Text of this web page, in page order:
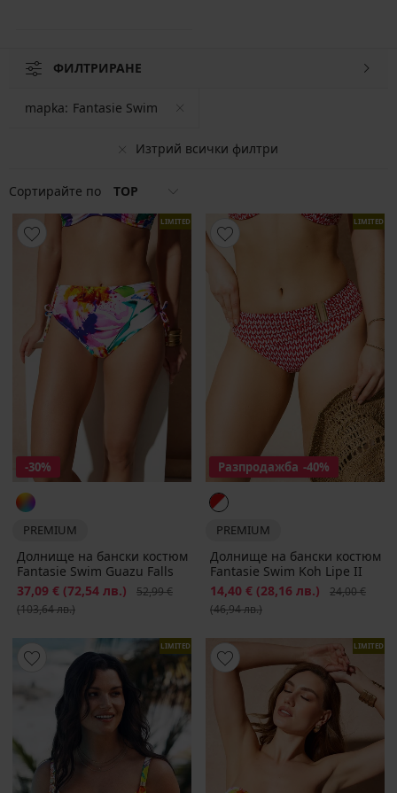
ФИЛТРИРАНЕ
Изтрий всички филтри
mapka: Fantasie Swim
Сортирайте по TOP
LIMITED
-30%
PREMIUM
Долнище на бански костюм
Fantasie Swim Guazu Falls
Намаление
37,09 € (72,54 лв.) Първоначална цена
52,99 €
(103,64 лв.)
LIMITED
Разпродажба -40%
PREMIUM
Долнище на бански костюм
Fantasie Swim Koh Lipe II
Намаление
14,40 € (28,16 лв.)
24,00 €
(46,94 лв.)
LIMITED LIMITED